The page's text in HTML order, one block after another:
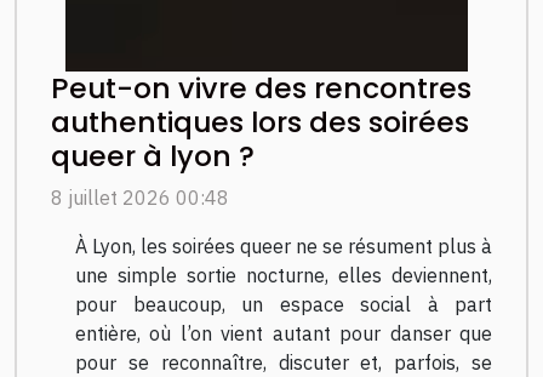
Peut-on vivre des rencontres
authentiques lors des soirées
queer à lyon ?
8 juillet 2026 00:48
À Lyon, les soirées queer ne se résument plus à
une simple sortie nocturne, elles deviennent,
pour beaucoup, un espace social à part
entière, où l’on vient autant pour danser que
pour se reconnaître, discuter et, parfois, se